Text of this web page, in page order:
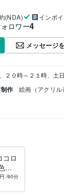
(NDA) インボ
ロワー4
メッセージ
２０時～２１時、土
作 絵画（アクリル
コロ
で
のコ
円 /60分